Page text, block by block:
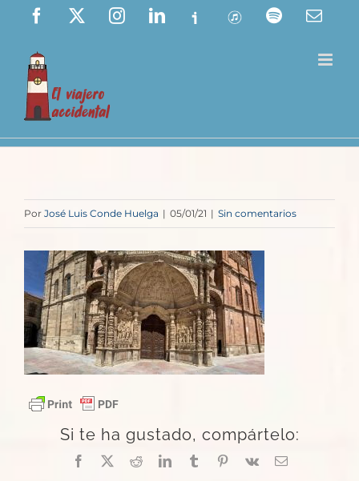
Saltar
contenido
Facebook InstagramLinkedIn
Ivoox ITunes Spotify
Por José Luis Conde Huelga | 05/01/21 | Sin comentarios
Si te ha gustado, compártelo:
Facebook
X RedditLinkedInTumblrPinterest
Vk
Correo